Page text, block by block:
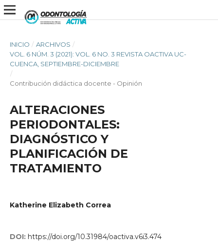
INICIO / ARCHIVOS /
VOL. 6 NÚM. 3 (2021): VOL. 6 NO. 3 REVISTA OACTIVA UC-
CUENCA, SEPTIEMBRE-DICIEMBRE
/
Contribución didáctica docente - Opinión
ALTERACIONES
PERIODONTALES:
DIAGNÓSTICO Y
PLANIFICACIÓN DE
TRATAMIENTO
Katherine Elizabeth Correa
DOI: https://doi.org/10.31984/oactiva.v6i3.474